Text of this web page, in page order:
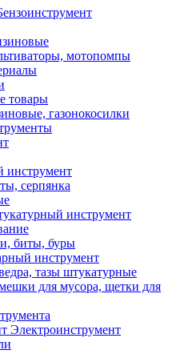
мотопомпы
товары
газонокосилки
инструмент
серпянка
инструмент
биты, буры
инструмент
тазы штукатурные
для мусора, щетки для
Электроинструмент